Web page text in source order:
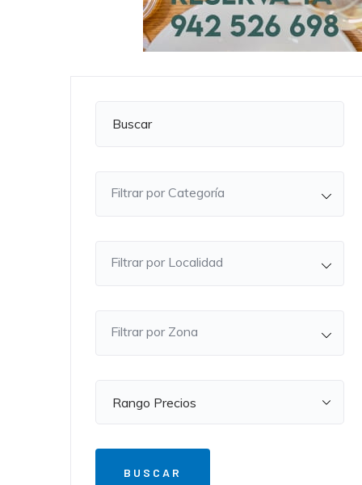
Filtrar por Categoría
Filtrar por Localidad
Filtrar por Zona